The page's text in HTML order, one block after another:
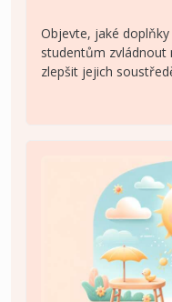
Objevte, jaké
studentům zvládnout
zlepšit jejich